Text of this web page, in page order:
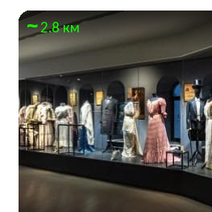
2.8 км